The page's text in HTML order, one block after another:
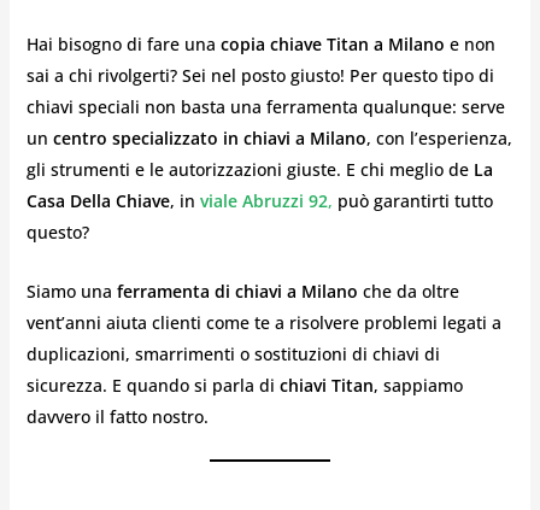
Hai bisogno di fare una copia chiave Titan a Milano e non
sai a chi rivolgerti? Sei nel posto giusto! Per questo tipo di
chiavi speciali non basta una ferramenta qualunque: serve
un centro specializzato in chiavi a Milano, con l’esperienza,
gli strumenti e le autorizzazioni giuste. E chi meglio de La
Casa Della Chiave, in viale Abruzzi 92, può garantirti tutto
questo?
Siamo una ferramenta di chiavi a Milano che da oltre
vent’anni aiuta clienti come te a risolvere problemi legati a
duplicazioni, smarrimenti o sostituzioni di chiavi di
sicurezza. E quando si parla di chiavi Titan, sappiamo
davvero il fatto nostro.